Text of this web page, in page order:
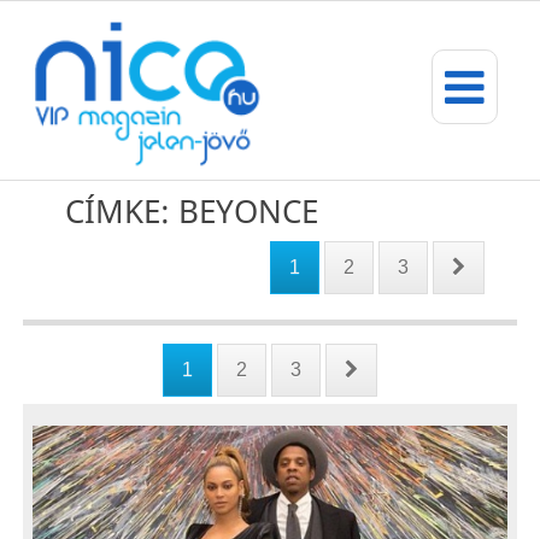
CÍMKE: BEYONCE
1 2 3
1 2 3